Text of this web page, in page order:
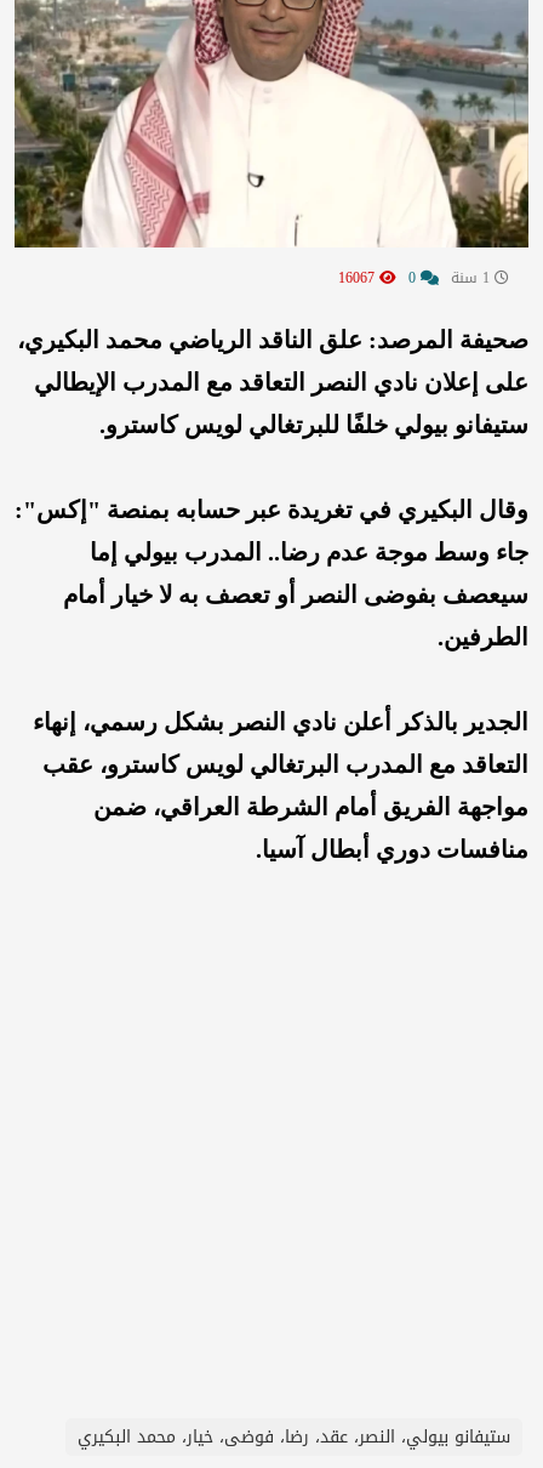
صحيفة المرصد: علق الناقد الرياضي محمد البكيري،
على إعلان نادي النصر التعاقد مع المدرب الإيطالي
ستيفانو بيولي خلفًا للبرتغالي لويس كاسترو.
وقال البكيري في تغريدة عبر حسابه بمنصة "إكس":
جاء وسط موجة عدم رضا.. المدرب ‎بيولي إما
سيعصف بفوضى ‎النصر أو تعصف به لا خيار أمام
الطرفين.
الجدير بالذكر أعلن نادي النصر بشكل رسمي، إنهاء
التعاقد مع المدرب البرتغالي لويس كاسترو، عقب
مواجهة الفريق أمام الشرطة العراقي، ضمن
منافسات دوري أبطال آسيا.
ستيفانو بيولي، النصر، عقد، رضا، فوضى، خيار، محمد البكيري